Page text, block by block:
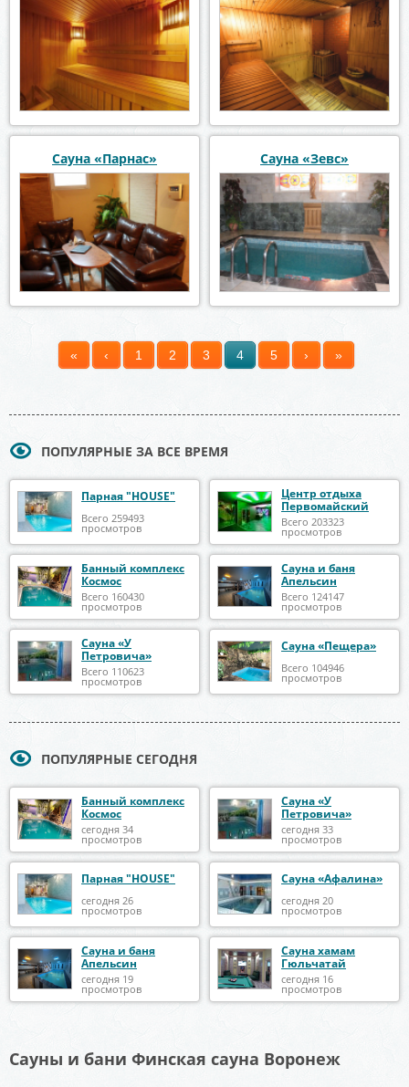
Сауна «Парнас» Сауна «Зевс»
Страницы
« ‹ 1 2 3 4 5 › »
ПОПУЛЯРНЫЕ ЗА ВСЕ ВРЕМЯ
Парная "HOUSE"
Всего 259493
просмотров
Центр отдыха
Первомайский
Всего 203323
просмотров
Банный комплекс
Космос
Всего 160430
просмотров
Сауна и баня
Апельсин
Всего 124147
просмотров
Сауна «У
Петровича»
Всего 110623
просмотров
Сауна «Пещера»
Всего 104946
просмотров
ПОПУЛЯРНЫЕ СЕГОДНЯ
Банный комплекс
Космос
сегодня 34
просмотров
Сауна «У
Петровича»
сегодня 33
просмотров
Парная "HOUSE"
сегодня 26
просмотров
Сауна «Афалина»
сегодня 20
просмотров
Сауна и баня
Апельсин
сегодня 19
просмотров
Сауна хамам
Гюльчатай
сегодня 16
просмотров
Сауны и бани Финская сауна Воронеж